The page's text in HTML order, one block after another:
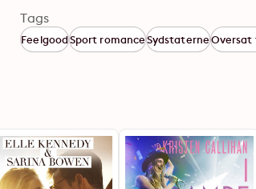
Tags
FeelgoodSport romanceSydstaterneOversat